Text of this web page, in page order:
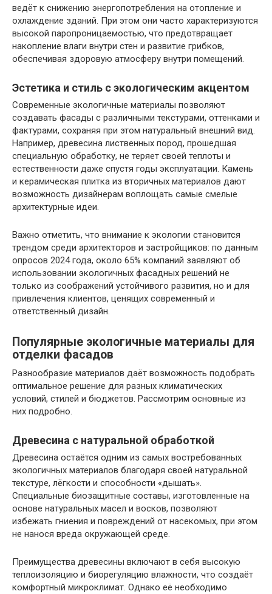
ведёт к снижению энергопотребления на отопление и
охлаждение зданий. При этом они часто характеризуются
высокой паропроницаемостью, что предотвращает
накопление влаги внутри стен и развитие грибков,
обеспечивая здоровую атмосферу внутри помещений.
Эстетика и стиль с экологическим акцентом
Современные экологичные материалы позволяют
создавать фасады с различными текстурами, оттенками и
фактурами, сохраняя при этом натуральный внешний вид.
Например, древесина лиственных пород, прошедшая
специальную обработку, не теряет своей теплоты и
естественности даже спустя годы эксплуатации. Камень
и керамическая плитка из вторичных материалов дают
возможность дизайнерам воплощать самые смелые
архитектурные идеи.
Важно отметить, что внимание к экологии становится
трендом среди архитекторов и застройщиков: по данным
опросов 2024 года, около 65% компаний заявляют об
использовании экологичных фасадных решений не
только из соображений устойчивого развития, но и для
привлечения клиентов, ценящих современный и
ответственный дизайн.
Популярные экологичные материалы для
отделки фасадов
Разнообразие материалов даёт возможность подобрать
оптимальное решение для разных климатических
условий, стилей и бюджетов. Рассмотрим основные из
них подробно.
Древесина с натуральной обработкой
Древесина остаётся одним из самых востребованных
экологичных материалов благодаря своей натуральной
текстуре, лёгкости и способности «дышать».
Специальные биозащитные составы, изготовленные на
основе натуральных масел и восков, позволяют
избежать гниения и повреждений от насекомых, при этом
не нанося вреда окружающей среде.
Преимущества древесины включают в себя высокую
теплоизоляцию и биорегуляцию влажности, что создаёт
комфортный микроклимат. Однако её необходимо